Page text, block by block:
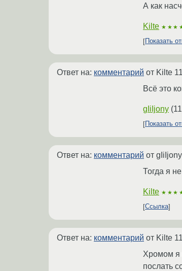
А как
Kilte
Показать
Ответ на: комментарий от Kilte
Всё это
gIiIjony (
Показать
Ответ на: комментарий от gIiIjony
Тогда я
Kilte
Ссылка
Ответ на: комментарий от Kilte
Хромом я
послать